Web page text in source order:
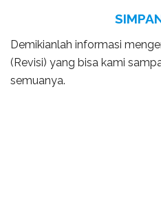
Demikianlah informasi
(Revisi) yang bisa kami
semuanya.